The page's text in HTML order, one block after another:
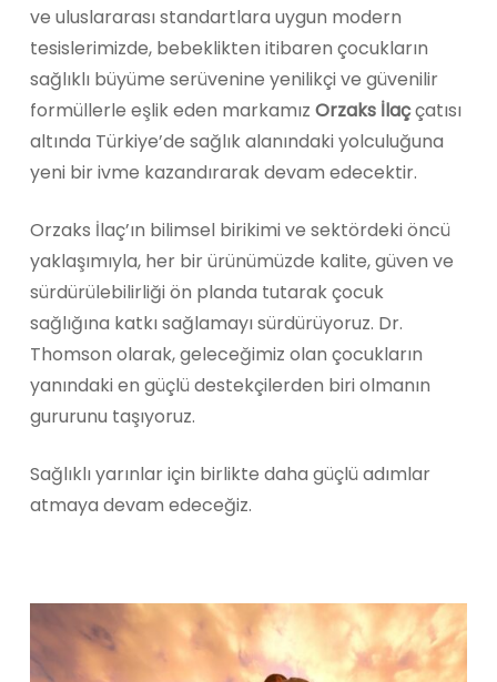
ve uluslararası standartlara uygun modern
tesislerimizde, bebeklikten itibaren çocukların
sağlıklı büyüme serüvenine yenilikçi ve güvenilir
formüllerle eşlik eden markamız Orzaks İlaççatısı
altında Türkiye’de sağlık alanındaki yolculuğuna
yeni bir ivme kazandırarak devam edecektir.
Orzaks İlaç’ın bilimsel birikimi ve sektördeki öncü
yaklaşımıyla, her bir ürünümüzde kalite, güven ve
sürdürülebilirliği ön planda tutarak çocuk
sağlığına katkı sağlamayı sürdürüyoruz. Dr.
Thomson olarak, geleceğimiz olan çocukların
yanındaki en güçlü destekçilerden biri olmanın
gururunu taşıyoruz.
Sağlıklı yarınlar için birlikte daha güçlü adımlar
atmaya devam edeceğiz.